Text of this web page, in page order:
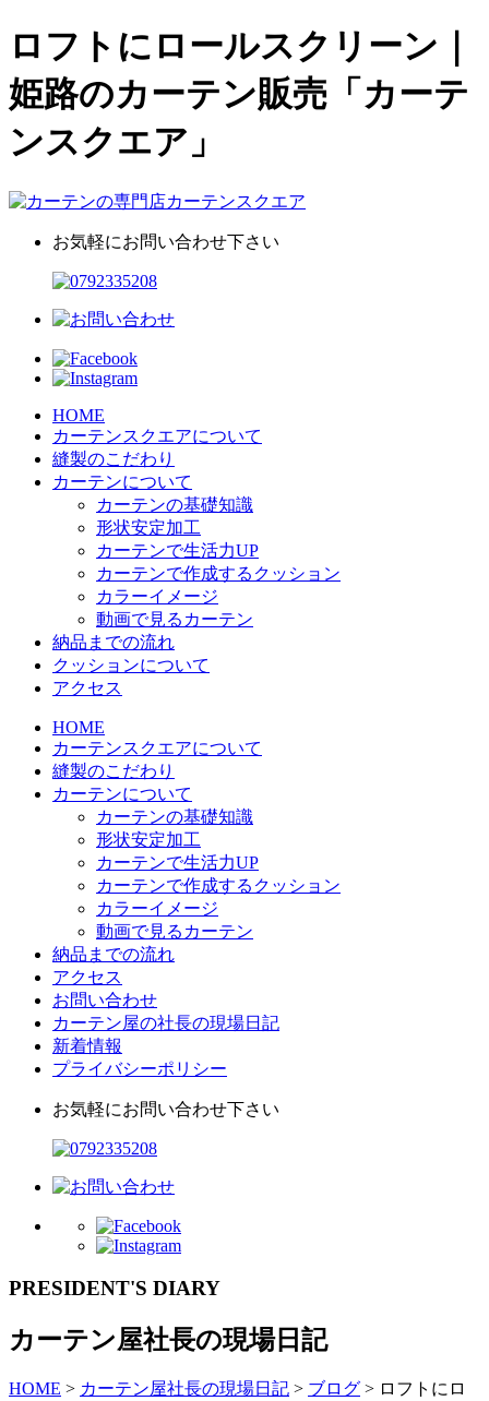
ロフトにロールスクリーン｜
姫路のカーテン販売「カーテ
ンスクエア」
お気軽にお問い合わせ下さい
HOME
カーテンスクエアについて
縫製のこだわり
カーテンについて
カーテンの基礎知識
形状安定加工
カーテンで生活力UP
カーテンで作成するクッション
カラーイメージ
動画で見るカーテン
納品までの流れ
クッションについて
アクセス
HOME
カーテンスクエアについて
縫製のこだわり
カーテンについて
カーテンの基礎知識
形状安定加工
カーテンで生活力UP
カーテンで作成するクッション
カラーイメージ
動画で見るカーテン
納品までの流れ
アクセス
お問い合わせ
カーテン屋の社長の現場日記
新着情報
プライバシーポリシー
お気軽にお問い合わせ下さい
PRESIDENT'S DIARY
カーテン屋社長の現場日記
HOME > カーテン屋社長の現場日記 > ブログ > ロフトにロ